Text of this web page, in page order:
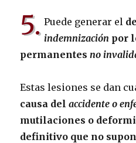
5. Puede generar el
indemnización por
permanentesno
Estas lesiones se dan
causa delaccidente o
mutilaciones o
definitivo que no